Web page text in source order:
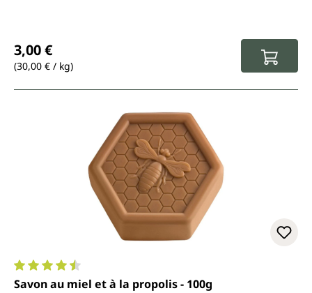
3,00 €
(30,00 € / kg)
Note moyenne de 4.6 sur 5 étoiles
Savon au miel et à la propolis - 100g